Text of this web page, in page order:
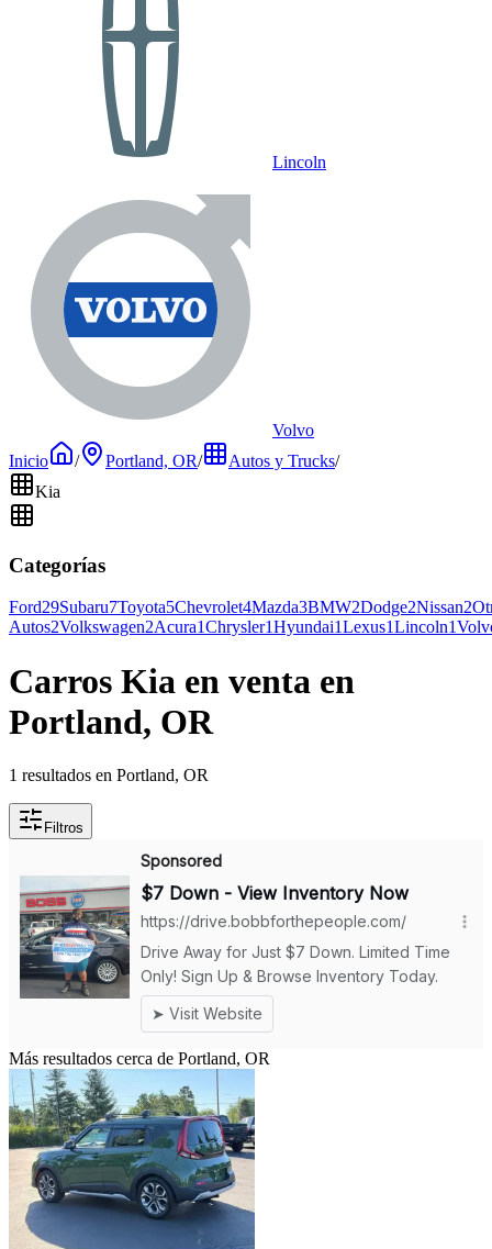
Lincoln
Volvo
Inicio
/ Portland, OR/ Autos y Trucks/
Kia
Categorías
Ford29Subaru7Toyota5Chevrolet4Mazda3BMW2Dodge2Nissan2
Autos2Volkswagen2Acura1Chrysler1Hyundai1Lexus1Lincoln1
Carros Kia en venta en
Portland, OR
1 resultados en Portland, OR
Filtros
Más resultados cerca de Portland, OR